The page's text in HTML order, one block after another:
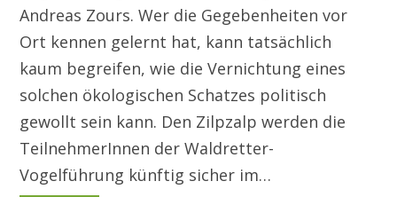
Andreas Zours. Wer die Gegebenheiten vor
Ort kennen gelernt hat, kann tatsächlich
kaum begreifen, wie die Vernichtung eines
solchen ökologischen Schatzes politisch
gewollt sein kann. Den Zilpzalp werden die
TeilnehmerInnen der Waldretter-
Vogelführung künftig sicher im…